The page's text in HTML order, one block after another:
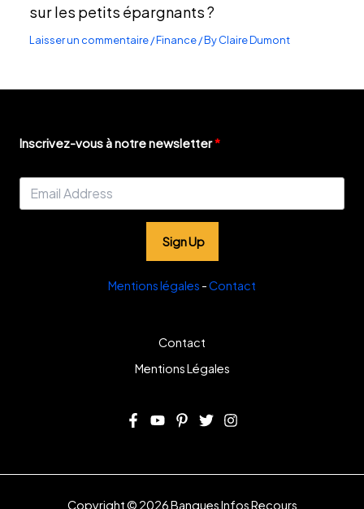
sur les petits épargnants ?
Laisser un commentaire/Finance/ ByClaire Dumont
Inscrivez-vous à notre newsletter
Sign Up
Mentions légales -Contact
Contact
Mentions Légales
Copyright © 2026 Banques Infos Recours